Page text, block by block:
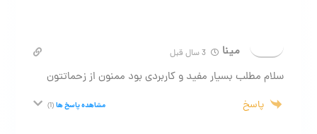
مینا 3 سال قبل
سلام مطلب بسیار مفید و کاربردی بود ممنون از زحماتتون
پاسخ مشاهده پاسخ ها(1)